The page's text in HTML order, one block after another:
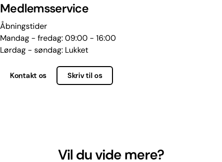
Medlemsservice
Åbningstider
Mandag - fredag: 09:00 - 16:00
Lørdag - søndag: Lukket
Kontakt os Skriv til os
Vil du vide mere?